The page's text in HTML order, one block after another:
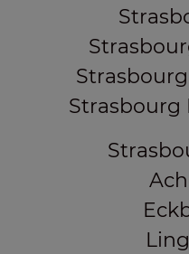
Strasbourg